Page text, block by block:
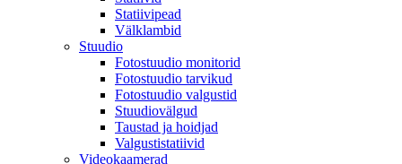
Statiivipead
Välklambid
Stuudio
Fotostuudio monitorid
Fotostuudio tarvikud
Fotostuudio valgustid
Stuudiovälgud
Taustad ja hoidjad
Valgustistatiivid
Videokaamerad